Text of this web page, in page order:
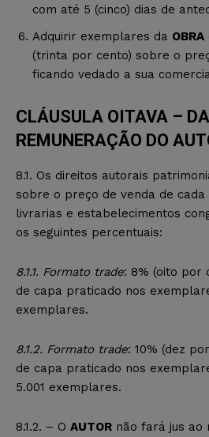
com até 5 (cinco) dias de
Adquirir exemplares da OBRA
(trinta por cento) sobre o
ficando vedado a sua
CLÁUSULA OITAVA – DA
REMUNERAÇÃO DO
8.1. Os direitos autorais
sobre o preço de venda de
livrarias e estabelecimentos
os seguintes percentuais:
8.1.1. Formato trade: 8% (oito por
de capa praticado nos
exemplares.
8.1.2. Formato trade: 10% (dez
de capa praticado nos
5.001 exemplares.
8.1.2. – O AUTOR não fará jus ao